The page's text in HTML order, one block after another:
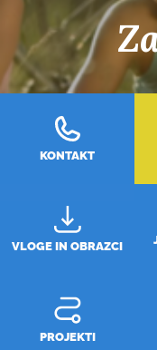
KONTAKT
VLOGE IN OBRAZCI
PROJEKTI